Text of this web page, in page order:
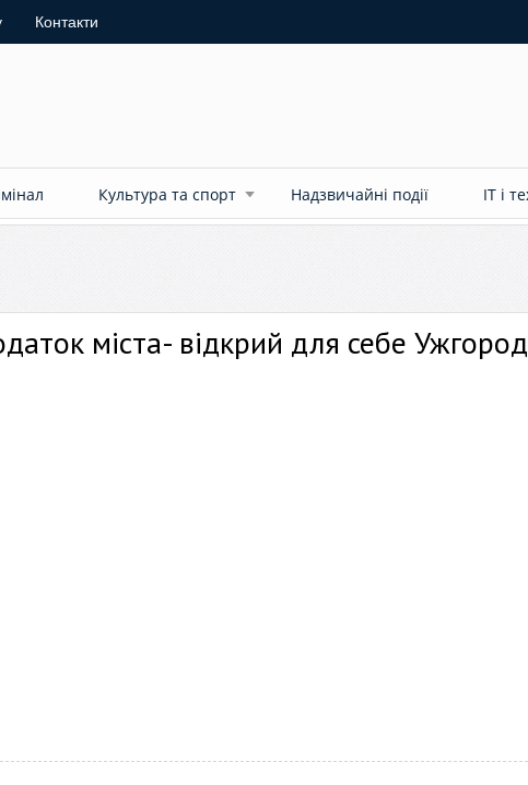
Контакти
Культура та спорт Надзвичайні події ІТ і
міста- відкрий для себе